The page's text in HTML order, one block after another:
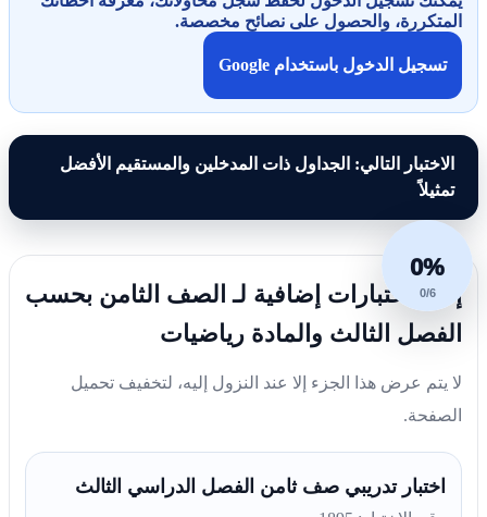
المتكررة، والحصول على نصائح مخصصة.
تسجيل الدخول باستخدام Google
الاختبار التالي: الجداول ذات المدخلين والمستقيم الأفضل
تمثيلاً
0%
0/6
إليك اختبارات إضافية لـ الصف الثامن بحسب
الفصل الثالث والمادة رياضيات
لا يتم عرض هذا الجزء إلا عند النزول إليه، لتخفيف تحميل
الصفحة.
اختبار تدريبي صف ثامن الفصل الدراسي الثالث